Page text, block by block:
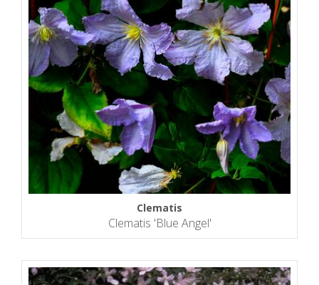
Clematis
Clematis 'Blue Angel'